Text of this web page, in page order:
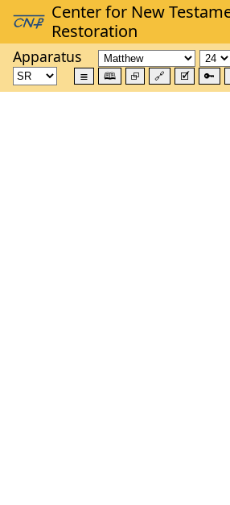
Apparatus
≣ 🕮 ⮺ 🔗 🗹 🔑